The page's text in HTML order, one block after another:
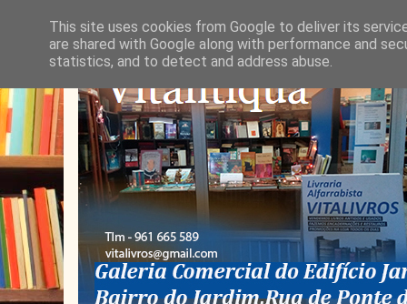
This site uses cookies from Google to deliver its
are shared with Google along with performance and
statistics, and to detect and address abuse.